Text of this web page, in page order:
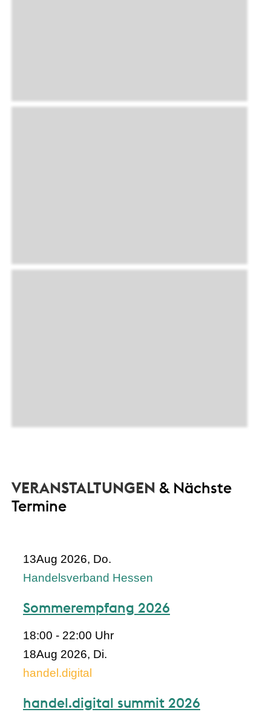
VERANSTALTUNGEN & Nächste
Termine
13Aug 2026, Do.
Handelsverband Hessen
Sommerempfang 2026
18:00 - 22:00 Uhr
18Aug 2026, Di.
handel.digital
handel.digital summit 2026